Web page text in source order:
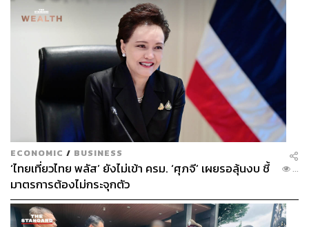
ECONOMIC / BUSINESS
‘ไทยเที่ยวไทย พลัส’ ยังไม่เข้า ครม. ‘ศุภจี’ เผยรอลุ้นงบ ชี้
มาตรการต้องไม่กระจุกตัว
...